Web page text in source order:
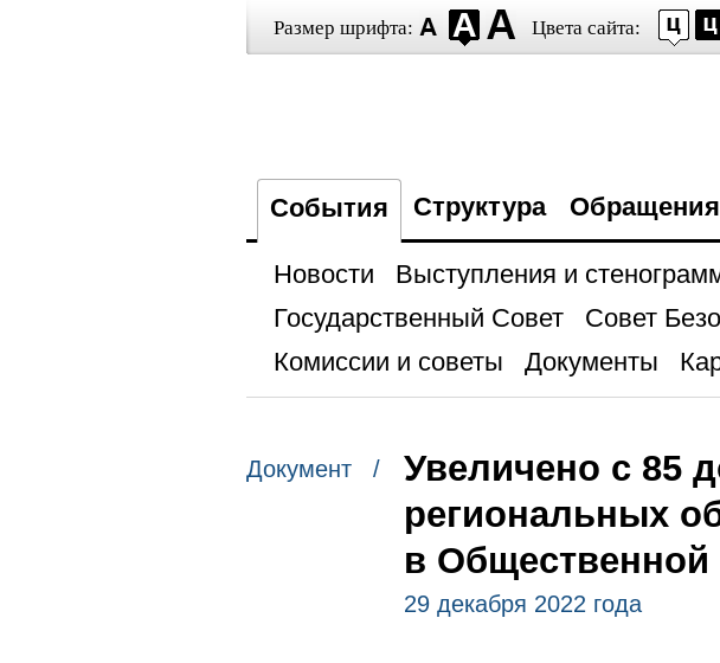
Размер шрифта: Цвета сайта:
События Структура Обращения
Новости Выступления и
Государственный Совет
Совет
Комиссии и советы
Документы
Документ /
Увеличено с 85
региональных
в Общественной
29 декабря 2022 года